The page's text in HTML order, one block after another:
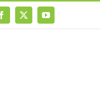
Facebook
X YouTube